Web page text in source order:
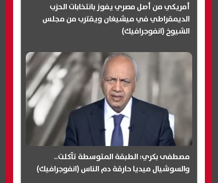
أمريكي من أصل مصري يفوز بانتخابات الحزب
الديمقراطي في ميشيغان ويقترب من مجلس
الشيوخ (انفوجرافيك)
مصطفى بكري: الطبقة المتوسطة تآكلت..
والسوشيال ميديا حارقة دم الناس (انفوجرافيك)